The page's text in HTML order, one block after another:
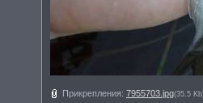
Прикрепления: 7955703.jpg(35.5